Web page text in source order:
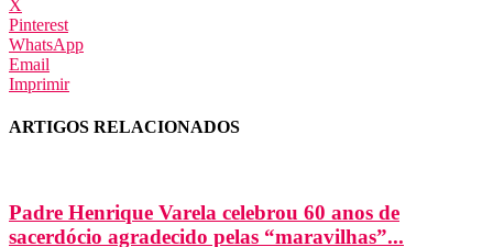
X
Pinterest
WhatsApp
Email
Imprimir
ARTIGOS RELACIONADOS
Padre Henrique Varela celebrou 60 anos de
sacerdócio agradecido pelas “maravilhas”...